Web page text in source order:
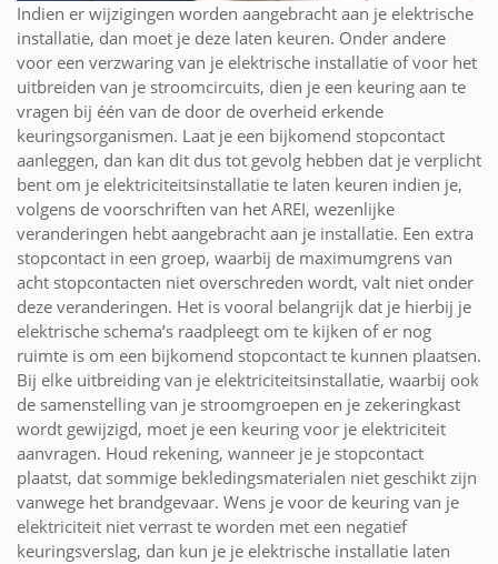
Indien er wijzigingen worden aangebracht aan je elektrische
installatie, dan moet je deze laten keuren. Onder andere
voor een verzwaring van je elektrische installatie of voor het
uitbreiden van je stroomcircuits, dien je een keuring aan te
vragen bij één van de door de overheid erkende
keuringsorganismen. Laat je een bijkomend stopcontact
aanleggen, dan kan dit dus tot gevolg hebben dat je verplicht
bent om je elektriciteitsinstallatie te laten keuren indien je,
volgens de voorschriften van het AREI, wezenlijke
veranderingen hebt aangebracht aan je installatie. Een extra
stopcontact in een groep, waarbij de maximumgrens van
acht stopcontacten niet overschreden wordt, valt niet onder
deze veranderingen. Het is vooral belangrijk dat je hierbij je
elektrische schema’s raadpleegt om te kijken of er nog
ruimte is om een bijkomend stopcontact te kunnen plaatsen.
Bij elke uitbreiding van je elektriciteitsinstallatie, waarbij ook
de samenstelling van je stroomgroepen en je zekeringkast
wordt gewijzigd, moet je een keuring voor je elektriciteit
aanvragen. Houd rekening, wanneer je je stopcontact
plaatst, dat sommige bekledingsmaterialen niet geschikt zijn
vanwege het brandgevaar. Wens je voor de keuring van je
elektriciteit niet verrast te worden met een negatief
keuringsverslag, dan kun je je elektrische installatie laten